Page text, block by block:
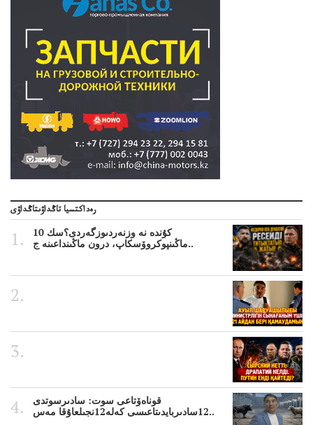
رەداكتسيا تاڭداۋىتاڭداۋى
10 كۇندە نە وزنەردىوزگەردى؟سك
ماڭىنپوكروۆسكاپ، درون ماڭىنداعىنە ج..
قوناەۆتاعى سوت: سادىرسوتدى
12سادىربايدىتاعىسى كەلە12نجىلعاۇقا مەس..